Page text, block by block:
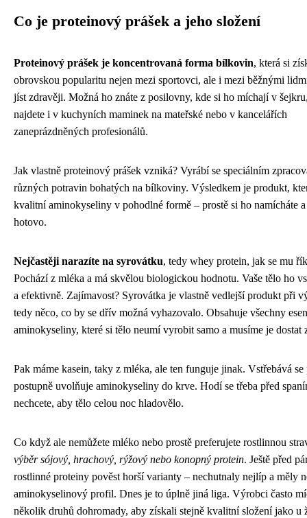
Co je proteinový prášek a jeho složení
Proteinový prášek je koncentrovaná forma bílkovin, která si
obrovskou popularitu nejen mezi sportovci, ale i mezi běžnými
jíst zdravěji. Možná ho znáte z posilovny, kde si ho míchají v
najdete i v kuchyních maminek na mateřské nebo v kancelářích
zaneprázdněných profesionálů.
Jak vlastně proteinový prášek vzniká? Vyrábí se speciálním
různých potravin bohatých na bílkoviny. Výsledkem je produkt,
kvalitní aminokyseliny v pohodlné formě – prostě si ho namícháte a
hotovo.
Nejčastěji narazíte na syrovátku, tedy whey protein, jak se mu
Pochází z mléka a má skvělou biologickou hodnotu. Vaše tělo ho
a efektivně. Zajímavost? Syrovátka je vlastně vedlejší produkt při
tedy něco, co by se dřív možná vyhazovalo. Obsahuje všechny
aminokyseliny, které si tělo neumí vyrobit samo a musíme je dostat
Pak máme kasein, taky z mléka, ale ten funguje jinak. Vstřebává se
postupně uvolňuje aminokyseliny do krve. Hodí se třeba před
nechcete, aby tělo celou noc hladovělo.
Co když ale nemůžete mléko nebo prostě preferujete rostlinnou
výběr sójový, hrachový, rýžový nebo konopný protein. Ještě před
rostlinné proteiny pověst horší varianty – nechutnaly nejlíp a měly
aminokyselinový profil. Dnes je to úplně jiná liga. Výrobci často
několik druhů dohromady, aby získali stejně kvalitní složení jako u